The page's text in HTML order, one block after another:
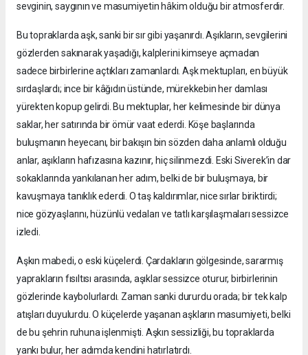
sevginin, saygının ve masumiyetin hâkim olduğu bir atmosferdir.
Bu topraklarda aşk, sanki bir sır gibi yaşanırdı. Aşıkların, sevgilerini
gözlerden sakınarak yaşadığı, kalplerini kimseye açmadan
sadece birbirlerine açtıkları zamanlardı. Aşk mektupları, en büyük
sırdaşlardı; ince bir kâğıdın üstünde, mürekkebin her damlası
yürekten kopup gelirdi. Bu mektuplar, her kelimesinde bir dünya
saklar, her satırında bir ömür vaat ederdi. Köşe başlarında
buluşmanın heyecanı, bir bakışın bin sözden daha anlamlı olduğu
anlar, aşıkların hafızasına kazınır, hiç silinmezdi. Eski Siverek’in dar
sokaklarında yankılanan her adım, belki de bir buluşmaya, bir
kavuşmaya tanıklık ederdi. O taş kaldırımlar, nice sırlar biriktirdi;
nice gözyaşlarını, hüzünlü vedaları ve tatlı karşılaşmaları sessizce
izledi.
Aşkın mabedi, o eski küçelerdi. Çardakların gölgesinde, sararmış
yaprakların fısıltısı arasında, aşıklar sessizce oturur, birbirlerinin
gözlerinde kaybolurlardı. Zaman sanki dururdu orada; bir tek kalp
atışları duyulurdu. O küçelerde yaşanan aşkların masumiyeti, belki
de bu şehrin ruhuna işlenmişti. Aşkın sessizliği, bu topraklarda
yankı bulur, her adımda kendini hatırlatırdı.